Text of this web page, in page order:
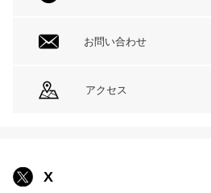
お問い合わせ
アクセス
X